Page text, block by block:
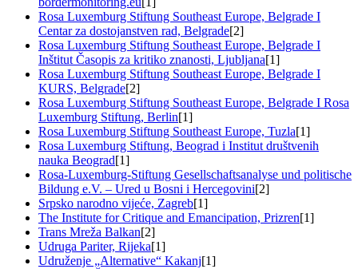
Rosa Luxemburg Stiftung Southeast Europe, Belgrade I
Centar za dostojanstven rad, Belgrade[2]
Rosa Luxemburg Stiftung Southeast Europe, Belgrade I
Inštitut Časopis za kritiko znanosti, Ljubljana[1]
Rosa Luxemburg Stiftung Southeast Europe, Belgrade I
KURS, Belgrade[2]
Rosa Luxemburg Stiftung Southeast Europe, Belgrade I Rosa
Luxemburg Stiftung, Berlin[1]
Rosa Luxemburg Stiftung Southeast Europe, Tuzla[1]
Rosa Luxemburg Stiftung, Beograd i Institut društvenih
nauka Beograd[1]
Rosa-Luxemburg-Stiftung Gesellschaftsanalyse und politische
Bildung e.V. – Ured u Bosni i Hercegovini[2]
Srpsko narodno vijeće, Zagreb[1]
The Institute for Critique and Emancipation, Prizren[1]
Trans Mreža Balkan[2]
Udruga Pariter, Rijeka[1]
Udruženje „Alternative“ Kakanj[1]